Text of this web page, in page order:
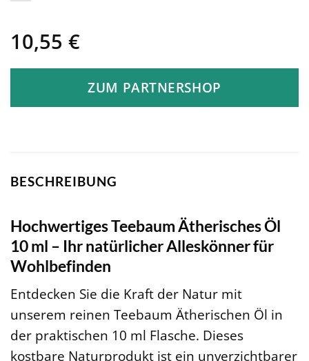
10,55 €
ZUM PARTNERSHOP
BESCHREIBUNG
Hochwertiges Teebaum Ätherisches Öl
10 ml – Ihr natürlicher Alleskönner für
Wohlbefinden
Entdecken Sie die Kraft der Natur mit
unserem reinen Teebaum Ätherischen Öl in
der praktischen 10 ml Flasche. Dieses
kostbare Naturprodukt ist ein unverzichtbarer